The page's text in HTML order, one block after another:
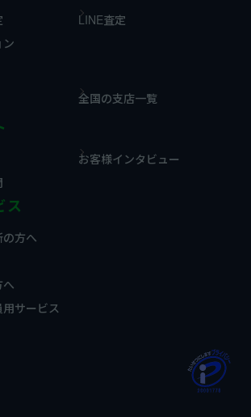
LINE査定
全国の支店一覧
お客様インタビュー
ス
方へ
サービス